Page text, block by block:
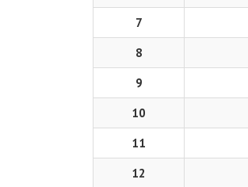
7
8
9
10
11
12